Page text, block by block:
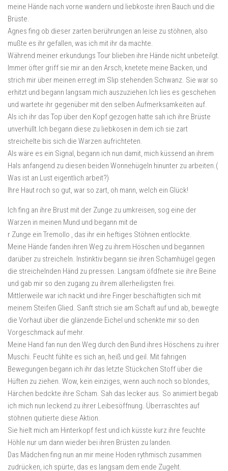
meine Hände nach vorne wandern und liebkoste ihren Bauch und die
Brüste.
Agnes fing ob dieser zarten berührungen an leise zu stöhnen, also
mußte es ihr gefallen, was ich mit ihr da machte.
Während meiner erkundungs Tour blieben ihre Hände nicht unbeteilgt.
Immer öfter griff sie mir an den Arsch, knetete meine Backen, und
strich mir über meinen erregt im Slip stehenden Schwanz. Sie war so
erhitzt und begann langsam mich auszuziehen.Ich lies es geschehen
und wartete ihr gegenüber mit den selben Aufmerksamkeiten auf.
Als ich ihr das Top über den Kopf gezogen hatte sah ich ihre Brüste
unverhüllt.Ich begann diese zu liebkosen in dem ich sie zart
streichelte bis sich die Warzen aufrichteten.
Als wäre es ein Signal, begann ich nun damit, mich küssend an ihrem
Hals anfangend zu diesen beiden Wonnehügeln hinunter zu arbeiten.(
Was ist an Lust eigentlich arbeit?)
Ihre Haut roch so gut, war so zart, oh mann, welch ein Glück!
Ich fing an ihre Brust mit der Zunge zu umkreisen, sog eine der
Warzen in meinen Mund und begann mit de
r Zunge ein Tremollo , das ihr ein heftiges Stöhnen entlockte.
Meine Hände fanden ihren Weg zu ihrem Höschen und begannen
darüber zu streicheln. Instinktiv begann sie ihren Schamhügel gegen
die streichelnden Händ zu pressen. Langsam öfdfnete sie ihre Beine
und gab mir so den zugang zu ihrem allerheiligsten frei.
Mittlerweile war ich nackt und ihre Finger beschäftigten sich mit
meinem Steifen Glied. Sanft strich sie am Schaft auf und ab, bewegte
die Vorhaut über die glänzende Eichel und schenkte mir so den
Vorgeschmack auf mehr.
Meine Hand fan nun den Weg durch den Bund ihres Höschens zu ihrer
Muschi. Feucht fühlte es sich an, heiß und geil. Mit fahrigen
Bewegungen begann ich ihr das letzte Stückchen Stoff über die
Hüften zu ziehen. Wow, kein einziges, wenn auch noch so blondes,
Härchen bedckte ihre Scham. Sah das lecker aus. So animiert begab
ich mich nun leckend zu ihrer Leibesöffnung. Überraschtes auf
stöhnen quitierte diese Aktion.
Sie hielt mich am Hinterkopf fest und ich küsste kurz ihre feuchte
Höhle nur um dann wieder bei ihren Brüsten zu landen.
Das Mädchen fing nun an mir meine Hoden rythmisch zusammen
zudrücken, ich spürte, das es langsam dem ende Zugeht.